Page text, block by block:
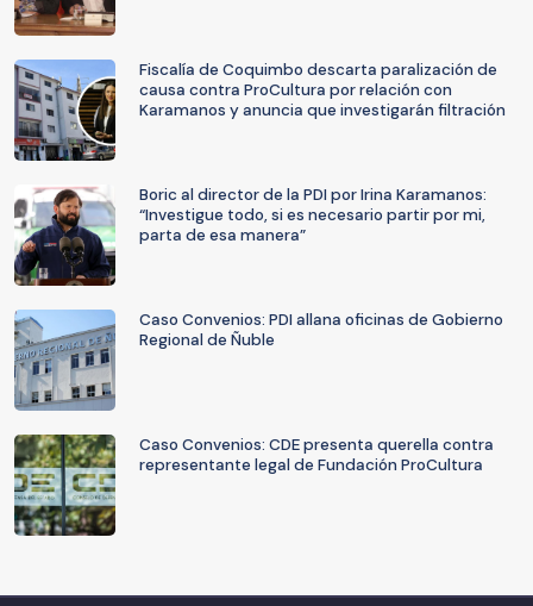
Fiscalía de Coquimbo descarta paralización de
causa contra ProCultura por relación con
Karamanos y anuncia que investigarán filtración
Boric al director de la PDI por Irina Karamanos:
“Investigue todo, si es necesario partir por mi,
parta de esa manera”
Caso Convenios: PDI allana oficinas de Gobierno
Regional de Ñuble
Caso Convenios: CDE presenta querella contra
representante legal de Fundación ProCultura